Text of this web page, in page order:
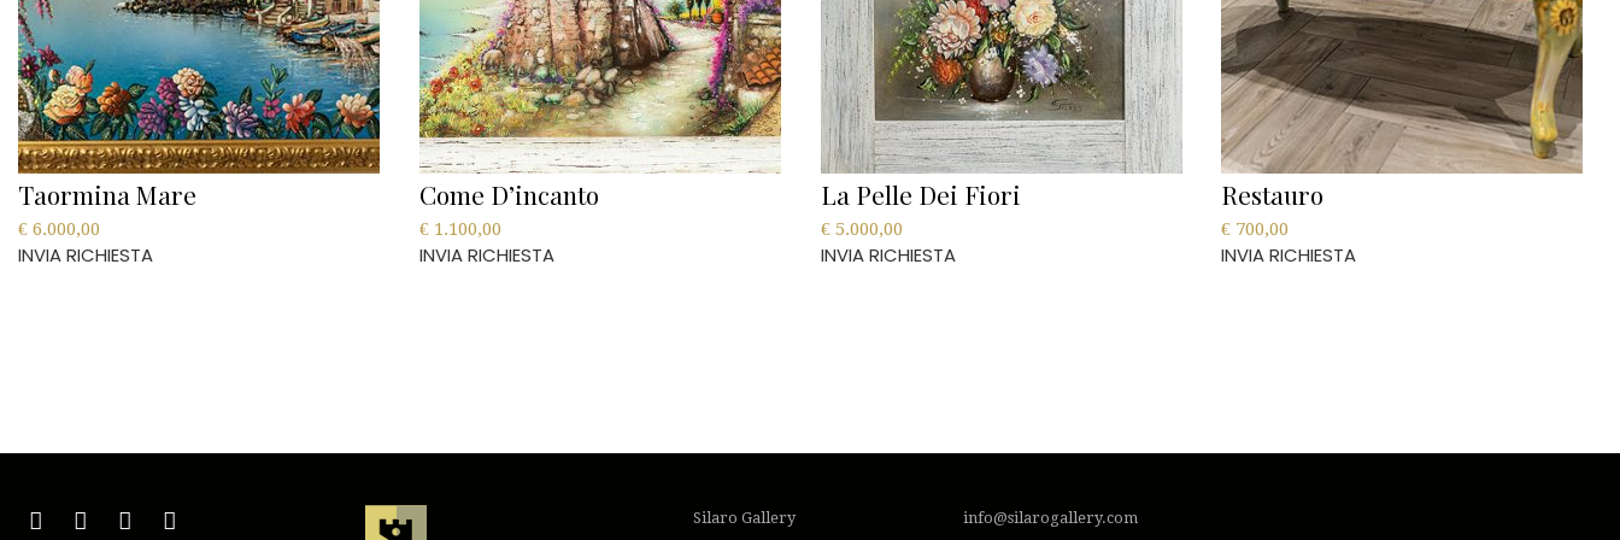
Taormina Mare
€ 6.000,00
INVIA RICHIESTA
Come D’incanto
€1.100,00
INVIA RICHIESTA
La Pelle Dei Fiori
€5.000,00
INVIA RICHIESTA
Restauro
€ 700,00
INVIA RICHIESTA
Silaro Gallery
info@silarogallery.com